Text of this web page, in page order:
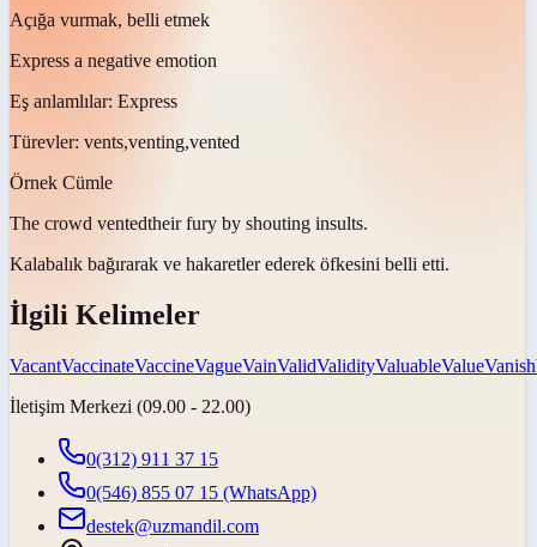
Açığa vurmak, belli etmek
Express a negative emotion
Eş anlamlılar: Express
Türevler: vents,venting,vented
Örnek Cümle
The crowd ventedtheir fury by shouting insults.
Kalabalık bağırarak ve hakaretler ederek öfkesini belli etti.
İlgili Kelimeler
VacantVaccinateVaccineVagueVainValidValidityValuableValueVanish
İletişim Merkezi (09.00 - 22.00)
0(312) 911 37 15
0(546) 855 07 15 (WhatsApp)
destek@uzmandil.com